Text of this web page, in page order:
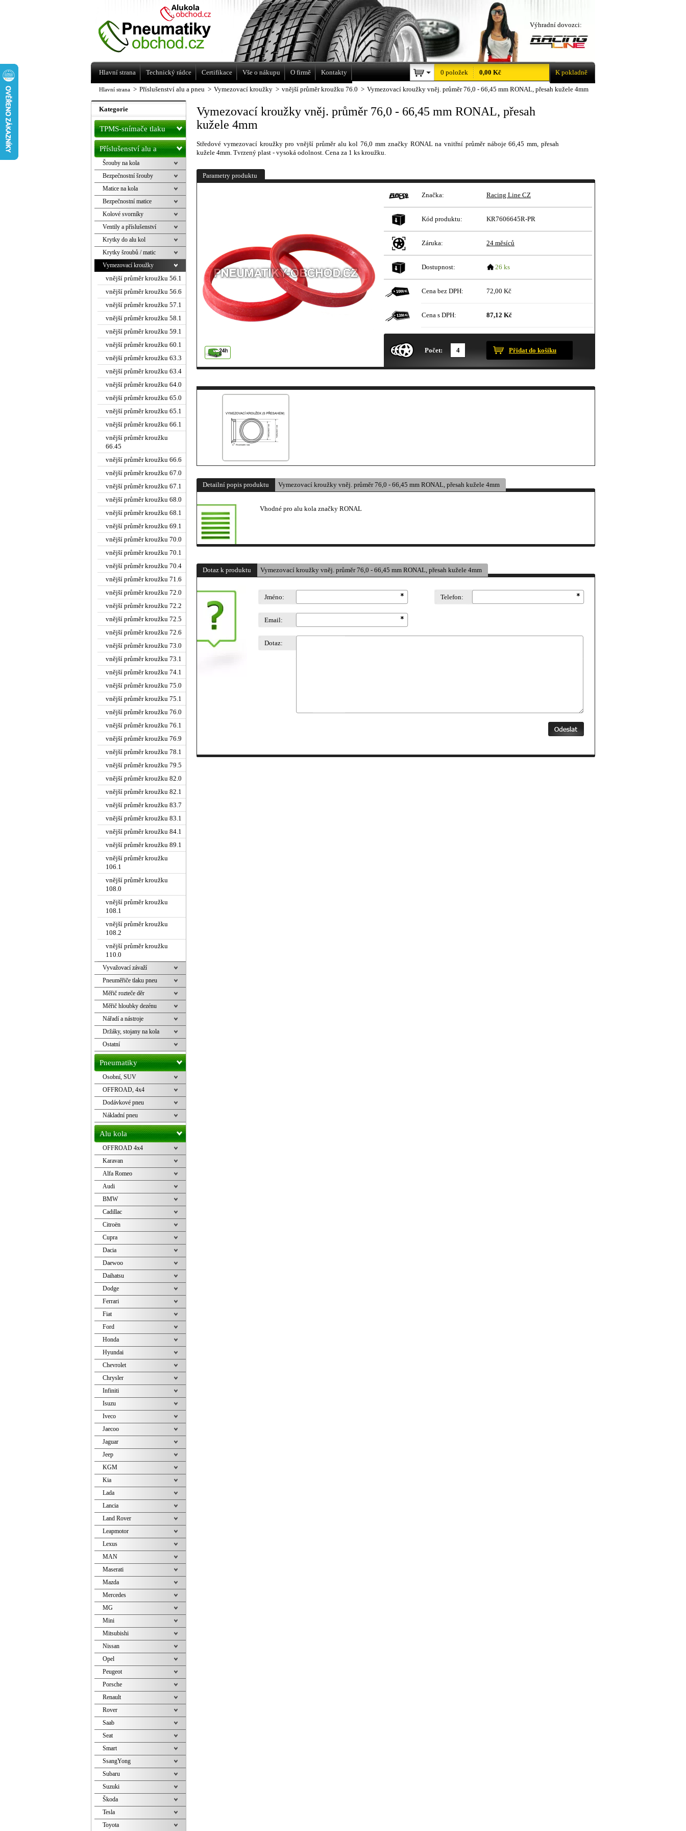
Hlavní strana > Příslušenství alu a pneu > Vymezovací kroužky > vnější průměr kroužku 76.0 > Vymezovací kroužky vněj. průměr 76,0 - 66,45 mm RONAL, přesah kužele 4mm
Vymezovací kroužky vněj. průměr 76,0 - 66,45 mm RONAL, přesah
kužele 4mm
Středové vymezovací kroužky pro vnější průměr alu kol 76,0 mm značky RONAL na vnitřní průměr náboje 66,45 mm, přesah
kužele 4mm. Tvrzený plast - vysoká odolnost. Cena za 1 ks kroužku.
Parametry produktu
Značka: Racing Line CZ
Kód produktu: KR7606645R-PR
Záruka: 24 měsíců
Dostupnost: 26 ks
Cena bez DPH: 72,00 Kč
Cena s DPH: 87,12 Kč
Počet: Přidat do košíku
Detailní popis produktu Vymezovací kroužky vněj. průměr 76,0 - 66,45 mm RONAL, přesah kužele 4mm
Vhodné pro alu kola značky RONAL
Dotaz k produktu Vymezovací kroužky vněj. průměr 76,0 - 66,45 mm RONAL, přesah kužele 4mm
Jméno: Telefon:
Email:
Dotaz:
Kategorie
TPMS-snímače tlaku
Příslušenství alu a
pneu
Šrouby na kola
Bezpečnostní šrouby
Matice na kola
Bezpečnostní matice
Kolové svorníky
Ventily a příslušenství
Krytky do alu kol
Krytky šroubů / matic
Vymezovací kroužky
vnější průměr kroužku 56.1
vnější průměr kroužku 56.6
vnější průměr kroužku 57.1
vnější průměr kroužku 58.1
vnější průměr kroužku 59.1
vnější průměr kroužku 60.1
vnější průměr kroužku 63.3
vnější průměr kroužku 63.4
vnější průměr kroužku 64.0
vnější průměr kroužku 65.0
vnější průměr kroužku 65.1
vnější průměr kroužku 66.1
vnější průměr kroužku
66.45
vnější průměr kroužku 66.6
vnější průměr kroužku 67.0
vnější průměr kroužku 67.1
vnější průměr kroužku 68.0
vnější průměr kroužku 68.1
vnější průměr kroužku 69.1
vnější průměr kroužku 70.0
vnější průměr kroužku 70.1
vnější průměr kroužku 70.4
vnější průměr kroužku 71.6
vnější průměr kroužku 72.0
vnější průměr kroužku 72.2
vnější průměr kroužku 72.5
vnější průměr kroužku 72.6
vnější průměr kroužku 73.0
vnější průměr kroužku 73.1
vnější průměr kroužku 74.1
vnější průměr kroužku 75.0
vnější průměr kroužku 75.1
vnější průměr kroužku 76.0
vnější průměr kroužku 76.1
vnější průměr kroužku 76.9
vnější průměr kroužku 78.1
vnější průměr kroužku 79.5
vnější průměr kroužku 82.0
vnější průměr kroužku 82.1
vnější průměr kroužku 83.7
vnější průměr kroužku 83.1
vnější průměr kroužku 84.1
vnější průměr kroužku 89.1
vnější průměr kroužku
106.1
vnější průměr kroužku
108.0
vnější průměr kroužku
108.1
vnější průměr kroužku
108.2
vnější průměr kroužku
110.0
Vyvažovací závaží
Pneuměřiče tlaku pneu
Měřič rozteče děr
Měřič hloubky dezénu
Nářadí a nástroje
Držáky, stojany na kola
Ostatní
Pneumatiky
Osobní, SUV
OFFROAD, 4x4
Dodávkové pneu
Nákladní pneu
Alu kola
OFFROAD 4x4
Karavan
Alfa Romeo
Audi
BMW
Cadillac
Citroën
Cupra
Dacia
Daewoo
Daihatsu
Dodge
Ferrari
Fiat
Ford
Honda
Hyundai
Chevrolet
Chrysler
Infiniti
Isuzu
Iveco
Jaecoo
Jaguar
Jeep
KGM
Kia
Lada
Lancia
Land Rover
Leapmotor
Lexus
MAN
Maserati
Mazda
Mercedes
MG
Mini
Mitsubishi
Nissan
Opel
Peugeot
Porsche
Renault
Rover
Saab
Seat
Smart
SsangYong
Subaru
Suzuki
Škoda
Tesla
Toyota
Levné pneumatiky letní, zimní, Alu kola
a litá kola Racing Line
Výhradní dovozci:
Hlavní strana Technický rádce Certifikace Vše o nákupu O firmě Kontakty 0 položek 0,00 Kč K pokladně